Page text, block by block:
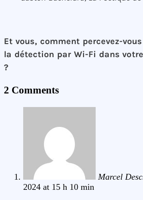
Et vous, comment percevez-
la détection par Wi-Fi dans
?
2 Comments
Marcel
2024 at 15 h 10 min